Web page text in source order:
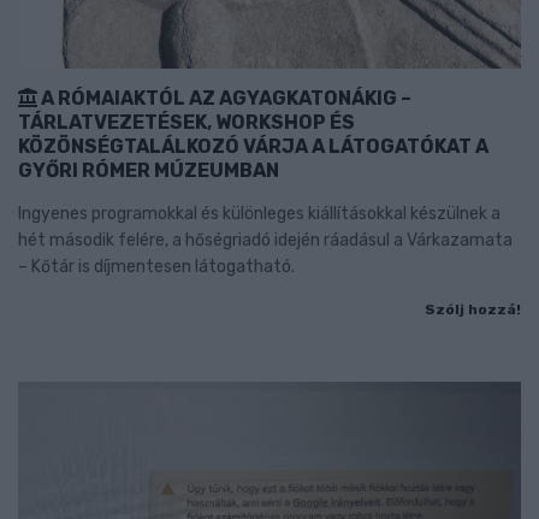
A RÓMAIAKTÓL AZ AGYAGKATONÁKIG –
TÁRLATVEZETÉSEK, WORKSHOP ÉS
KÖZÖNSÉGTALÁLKOZÓ VÁRJA A LÁTOGATÓKAT A
GYŐRI RÓMER MÚZEUMBAN
Ingyenes programokkal és különleges kiállításokkal készülnek a
hét második felére, a hőségriadó idején ráadásul a Várkazamata
– Kőtár is díjmentesen látogatható.
Szólj hozzá!